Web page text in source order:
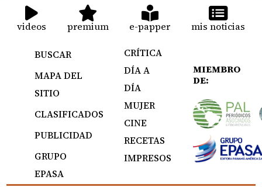
videos premium e-papper mis noticias
BUSCAR
MAPA DEL
SITIO
CLASIFICADOS
PUBLICIDAD
GRUPO
EPASA
CRÍTICA
DÍA A
DÍA
MUJER
CINE
RECETAS
IMPRESOS
MIEMBRO
DE: